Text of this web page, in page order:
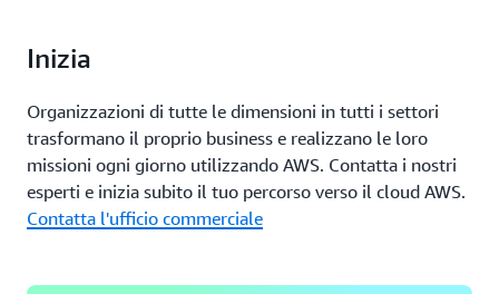
Inizia
Organizzazioni di tutte le dimensioni in tutti i settori
trasformano il proprio business e realizzano le loro
missioni ogni giorno utilizzando AWS. Contatta i nostri
esperti e inizia subito il tuo percorso verso il cloud AWS.
Contatta l'ufficio commerciale